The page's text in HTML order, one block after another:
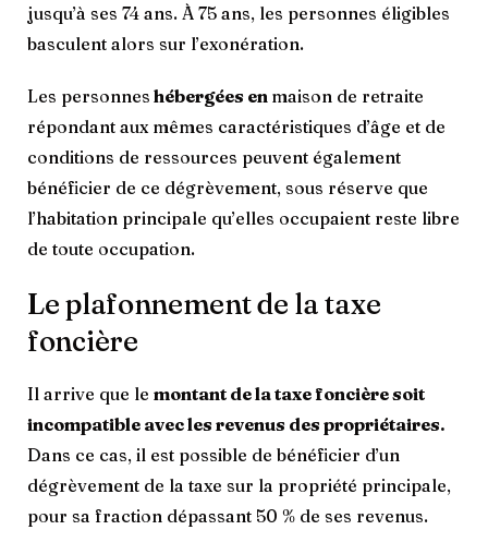
jusqu’à ses 74 ans. À 75 ans, les personnes éligibles
basculent alors sur l’exonération.
Les personnes hébergées en maison de retraite
répondant aux mêmes caractéristiques d’âge et de
conditions de ressources peuvent également
bénéficier de ce dégrèvement, sous réserve que
l’habitation principale qu’elles occupaient reste libre
de toute occupation.
Le plafonnement de la taxe
foncière
Il arrive que le montant de la taxe foncière soit
incompatible avec les revenus des propriétaires.
Dans ce cas, il est possible de bénéficier d’un
dégrèvement de la taxe sur la propriété principale,
pour sa fraction dépassant 50 % de ses revenus.